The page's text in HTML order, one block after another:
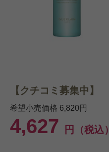
希望小売価格 6,820円
4,627 円（税込）
【クチコミ募集中】